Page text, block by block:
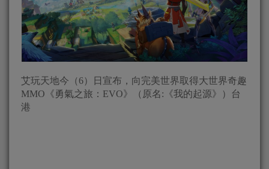
艾玩天地今（6）日宣布，向完美世界取得大世界奇趣
MMO《勇氣之旅：EVO》（原名:《我的起源》）台
港